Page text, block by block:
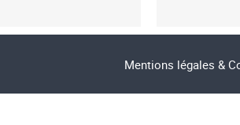
Mentions légales &